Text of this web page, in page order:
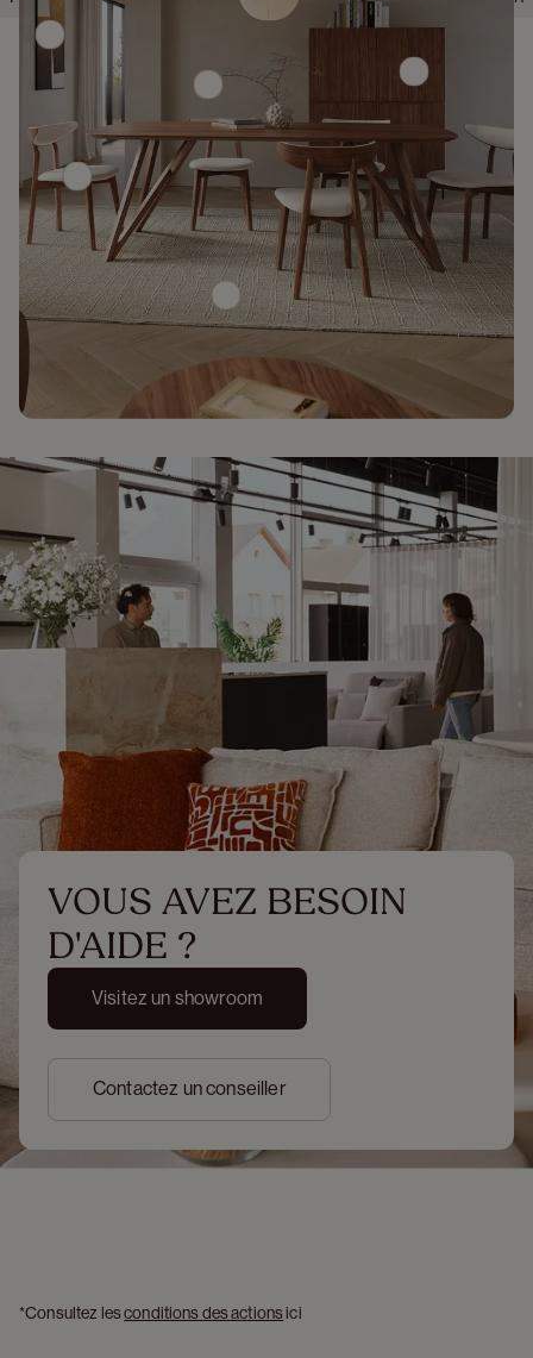
VOUS AVEZ BESOIN
D'AIDE ?
Visitez un showroom
Contactez un conseiller
*Consultez les conditions des actions ici